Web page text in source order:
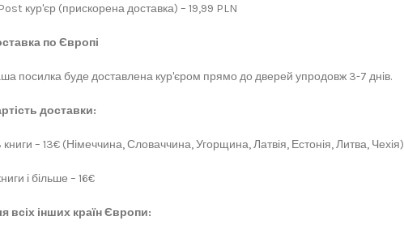
кур'єр (прискорена доставка) – 19,99 PLN
по Європі
посилка буде доставлена кур'єром прямо до дверей упродовж 3-7 днів.
доставки:
книги – 13€ (Німеччина, Словаччина, Угорщина, Латвія, Естонія, Литва, Чехія)
і більше – 16€
всіх інших країн Європи: